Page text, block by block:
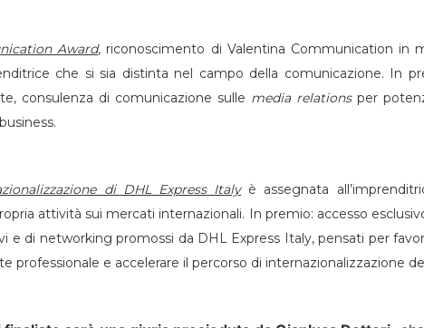
Award, riconoscimento di Valentina Communication in
che si sia distinta nel campo della comunicazione. In
consulenza di comunicazione sulle media relationsper
di DHL Express Italyè assegnata
attività sui mercati internazionali. In premio: accesso
e di networking promossi da DHL Express Italy, pensati per
professionale e accelerare il percorso di internazionalizzazione